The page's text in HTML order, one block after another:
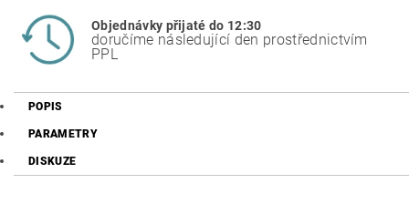
Objednávky přijaté do 12:30
doručíme následující den prostřednictvím
PPL
POPIS
PARAMETRY
DISKUZE